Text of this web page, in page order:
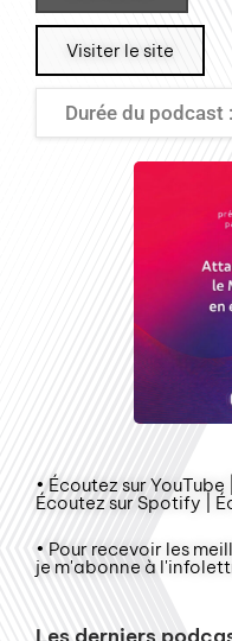
Visiter le site
Durée du podcast
• Écoutez sur
Écoutez sur Spotify |
• Pour recevoir les
je m'abonne à